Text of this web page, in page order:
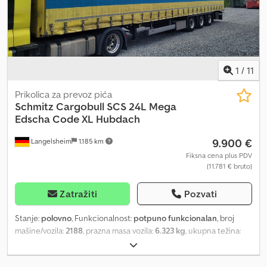
isključenje svake garancije. Dostavljamo u bilo koju nemačku
morsku luku.
1 / 11
Langelsheim 1.185 km
Prikolica za prevoz pića
Schmitz Cargobull SCS 24L Mega
Edscha Code XL Hubdach
9.900 €
Fiksna cena plus PDV
(11.781 € bruto)
Zatražiti Pozvati
Stanje: polovno, Funkcionalnost: potpuno funkcionalan, broj
mašine/vozila:2188, prazna masa vozila:6.323 kg, ukupna težina:
, konfiguracija osovina:3 osovine
10/2019, sledeća inspekcija (TÜV):10/2026, dužina tovarnog